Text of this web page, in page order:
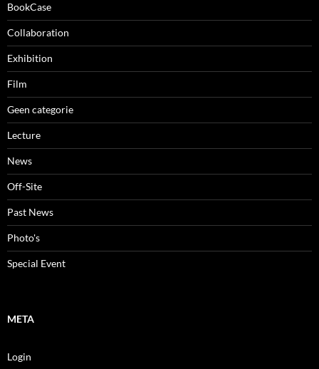
BookCase
Collaboration
Exhibition
Film
Geen categorie
Lecture
News
Off-Site
Past News
Photo's
Special Event
META
Login